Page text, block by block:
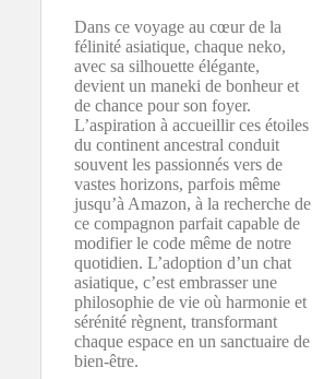
Dans ce voyage au cœur de la
félinité asiatique, chaque neko,
avec sa silhouette élégante,
devient un maneki de bonheur et
de chance pour son foyer.
L’aspiration à accueillir ces étoiles
du continent ancestral conduit
souvent les passionnés vers de
vastes horizons, parfois même
jusqu’à Amazon, à la recherche de
ce compagnon parfait capable de
modifier le code même de notre
quotidien. L’adoption d’un chat
asiatique, c’est embrasser une
philosophie de vie où harmonie et
sérénité règnent, transformant
chaque espace en un sanctuaire de
bien-être.